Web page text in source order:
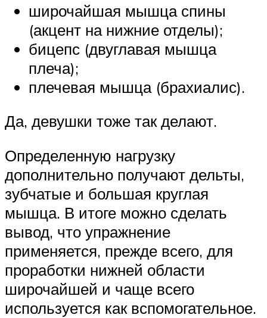
широчайшая мышца спины
(акцент на нижние отделы);
бицепс (двуглавая мышца
плеча);
плечевая мышца (брахиалис).
Да, девушки тоже так делают.
Определенную нагрузку
дополнительно получают дельты,
зубчатые и большая круглая
мышца. В итоге можно сделать
вывод, что упражнение
применяется, прежде всего, для
проработки нижней области
широчайшей и чаще всего
используется как вспомогательное.